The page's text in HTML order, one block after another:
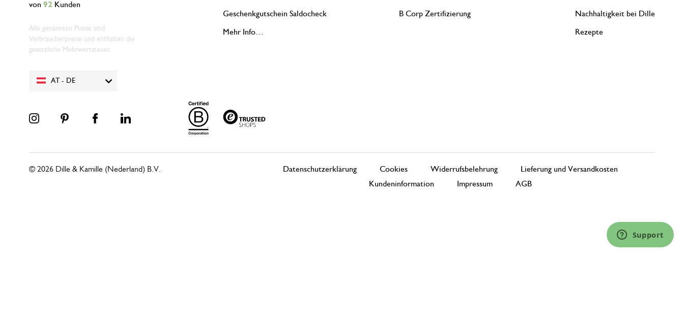
AT - DE
von 92 Kunden
Alle genannten Preise sind
Verbraucherpreise und enthalten die
gesetzliche Mehrwertsteuer.
Geschenkgutschein Saldocheck
Mehr Info…
B Corp Zertifizierung Nachhaltigkeit bei Dille
Rezepte
Datenschutzerklärung Cookies Widerrufsbelehrung
Lieferung und Versandkosten
Kundeninformation
Impressum AGB
© 2026 Dille & Kamille (Nederland) B.V.
Support